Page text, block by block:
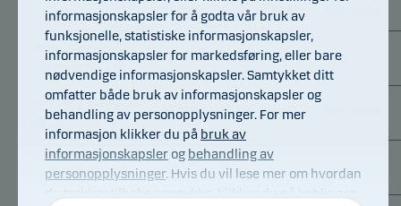
Kia Corp. 0,42% Aksjer KRW
Jiangsu Hengli
Hydraulic Co. Ltd.
0,41% Aksjer CNY Kina
Samsung Biologics
Co. Ltd.
0,41% Aksjer KRW
Zijin Gold
International Co. Ltd.
0,40% Aksjer Hong Kong
informasjonskapsler for å godta vår bruk av
funksjonelle, statistiske informasjonskapsler,
informasjonskapsler for markedsføring, eller bare
nødvendige informasjonskapsler. Samtykket ditt
omfatter både bruk av informasjonskapsler og
behandling av personopplysninger. For mer
informasjon klikker du på bruk av
informasjonskapsler og behandling av
personopplysninger. Hvis du vil lese mer om hvordan